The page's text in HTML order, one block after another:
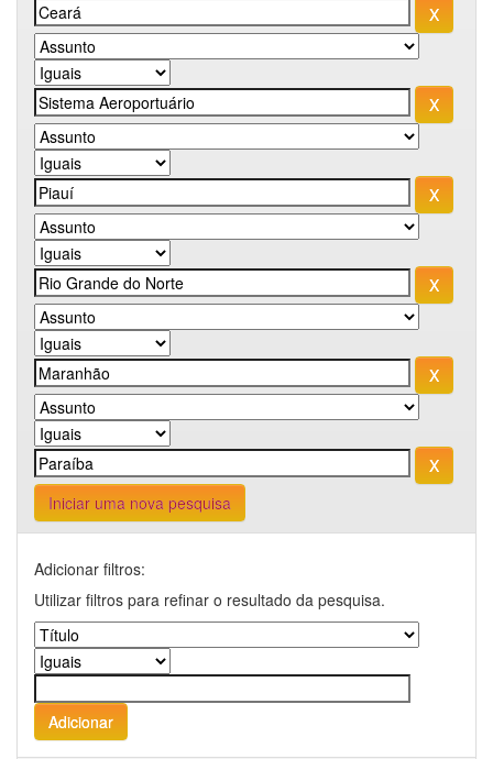
Iniciar uma nova pesquisa
Adicionar filtros:
Utilizar filtros para refinar o resultado da pesquisa.